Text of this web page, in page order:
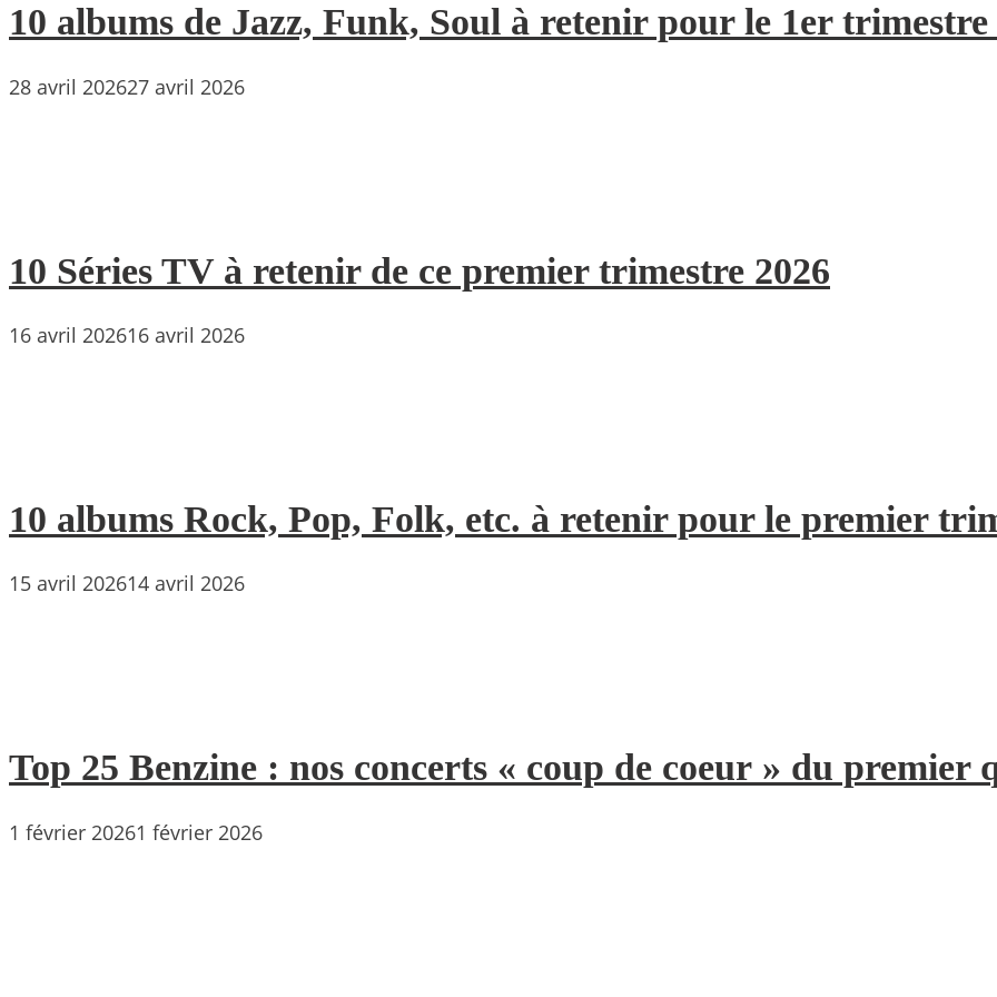
10 albums de Jazz, Funk, Soul à retenir pour le 1er trimestre
28 avril 202627 avril 2026
10 Séries TV à retenir de ce premier trimestre 2026
16 avril 202616 avril 2026
10 albums Rock, Pop, Folk, etc. à retenir pour le premier
15 avril 202614 avril 2026
Top 25 Benzine : nos concerts « coup de coeur » du premier
1 février 20261 février 2026